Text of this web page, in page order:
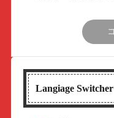
Langiage Switcher